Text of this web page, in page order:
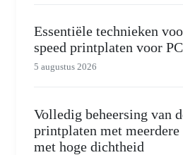
Essentiële technieken
speed printplaten voor
5 augustus 2026
Volledig beheersing van
printplaten met
met hoge dichtheid